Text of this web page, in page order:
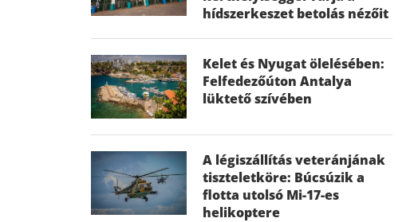
hídszerkeszet betolás nézőit
Kelet és Nyugat ölelésében:
Felfedezőúton Antalya
lüktető szívében
A légiszállítás veteránjának
tiszteletköre: Búcsúzik a
flotta utolsó Mi-17-es
helikoptere